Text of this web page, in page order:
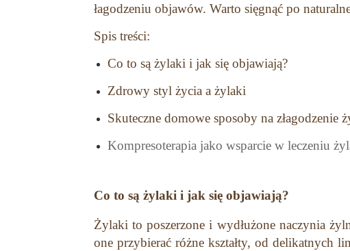
łagodzeniu objawów. Warto sięgnąć po
Spis treści:
Co to są żylaki i jak się objawiają?
Zdrowy styl życia a żylaki
Skuteczne domowe sposoby na złagodzenie
Kompresoterapia jako wsparcie w leczeniu
Co to są żylaki i jak się objawiają?
Żylaki to poszerzone i wydłużone naczynia
one przybierać różne kształty, od delikatnych